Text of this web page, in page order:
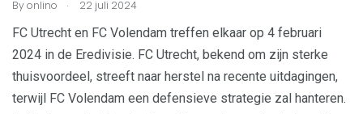
Byonlino . 22 juli 2024
FC Utrecht en FC Volendam treffen elkaar op 4 februari
2024 in de Eredivisie. FC Utrecht, bekend om zijn sterke
thuisvoordeel, streeft naar herstel na recente uitdagingen,
terwijl FC Volendam een defensieve strategie zal hanteren.